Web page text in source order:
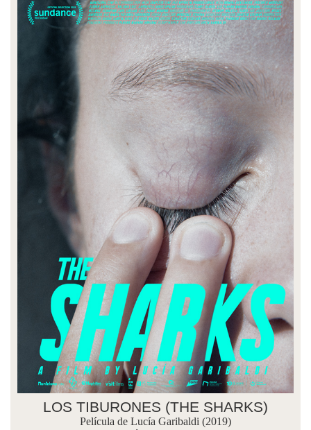
LOS TIBURONES (THE SHARKS)
Película de Lucía Garibaldi (2019)